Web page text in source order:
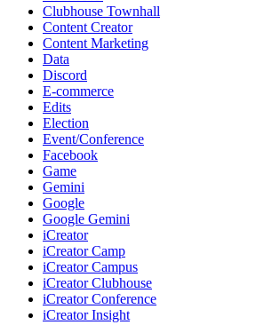
Clubhouse Townhall
Content Creator
Content Marketing
Data
Discord
E-commerce
Edits
Election
Event/Conference
Facebook
Game
Gemini
Google
Google Gemini
iCreator
iCreator Camp
iCreator Campus
iCreator Clubhouse
iCreator Conference
iCreator Insight